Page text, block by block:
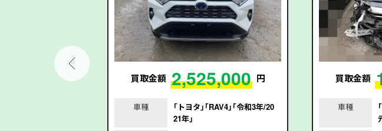
円 買取金額 2,525,000 円
車種
｢トヨタ｣｢RAV4｣｢令和3年/20
21年｣
買取金額
車種